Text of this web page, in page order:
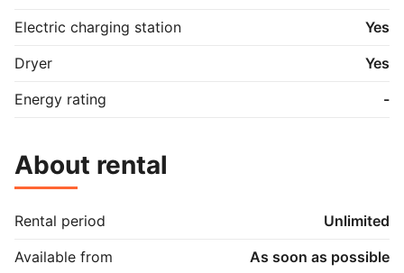
Electric charging station
Yes
Dryer
Yes
Energy rating
-
About rental
Rental period
Unlimited
Available from
As soon as possible